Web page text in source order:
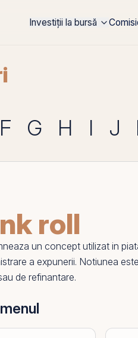
Investiții la bursă
F G H I J
roll
un concept utilizat in
a expunerii. Notiunea
de refinantare.